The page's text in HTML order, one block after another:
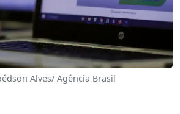
Alves/ Agência Brasil